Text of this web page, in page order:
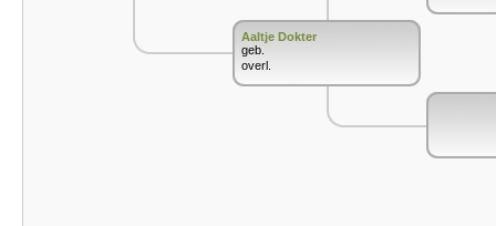
Aaltje Dokter
geb.
overl.